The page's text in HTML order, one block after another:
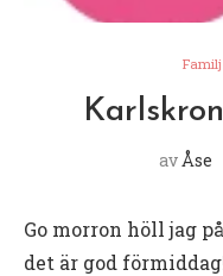
av Åse
Go morron höll jag
det är god